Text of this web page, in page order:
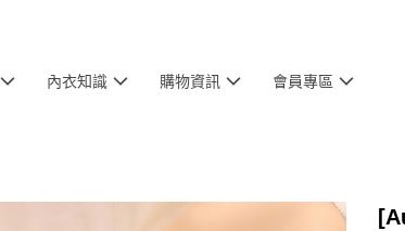
內衣知識 購物資訊 會員專區